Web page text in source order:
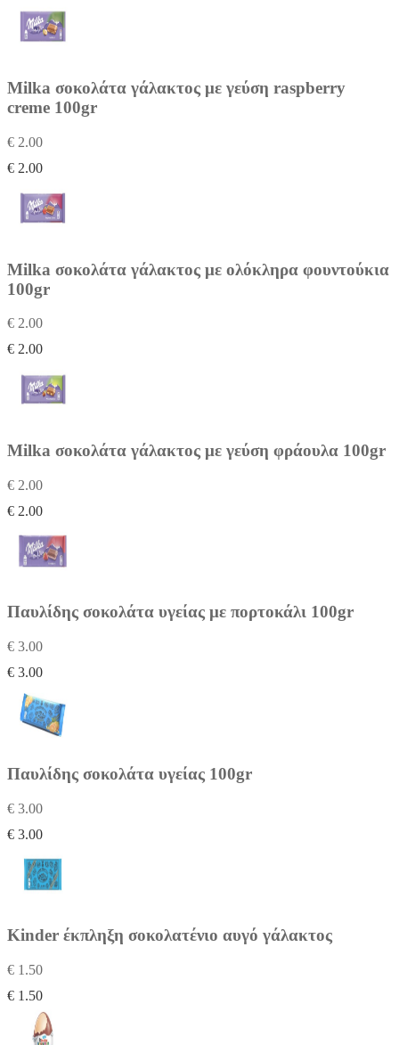
Milka σοκολάτα γάλακτος με γεύση raspberry
creme 100gr
€ 2.00
€ 2.00
Milka σοκολάτα γάλακτος με ολόκληρα φουντούκια
100gr
€ 2.00
€ 2.00
Milka σοκολάτα γάλακτος με γεύση φράουλα 100gr
€ 2.00
€ 2.00
Παυλίδης σοκολάτα υγείας με πορτοκάλι 100gr
€ 3.00
€ 3.00
Παυλίδης σοκολάτα υγείας 100gr
€ 3.00
€ 3.00
Kinder έκπληξη σοκολατένιο αυγό γάλακτος
€ 1.50
€ 1.50